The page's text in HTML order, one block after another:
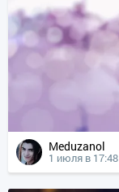
Meduzanol
1 июля в 17:48